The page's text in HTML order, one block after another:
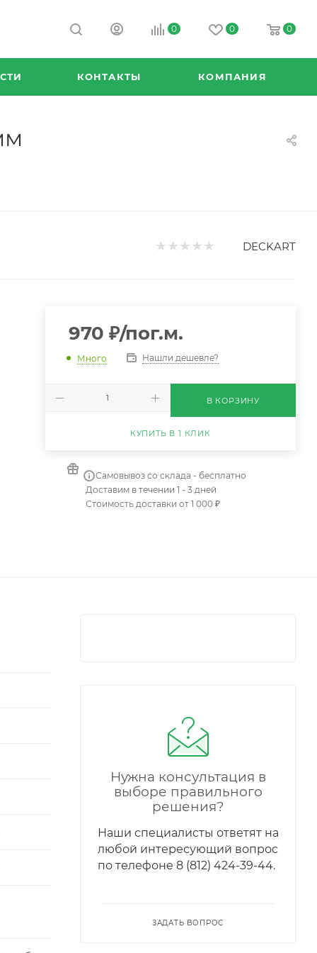
0 0 0
КОНТАКТЫ КОМПАНИЯ
DECKART
970 ₽/пог.м.
Много Нашли дешевле?
В КОРЗИНУ
КУПИТЬ В 1 КЛИК
Самовывоз со склада - бесплатно
Доставим в течении 1 - 3 дней
Стоимость доставки от 1 000 ₽
Нужна консультация в
выборе правильного
решения?
Наши специалисты ответят на
любой интересующий вопрос
по телефонe 8 (812) 424-39-44.
ЗАДАТЬ ВОПРОС